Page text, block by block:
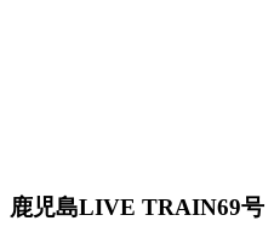
鹿児島LIVE TRAIN69号